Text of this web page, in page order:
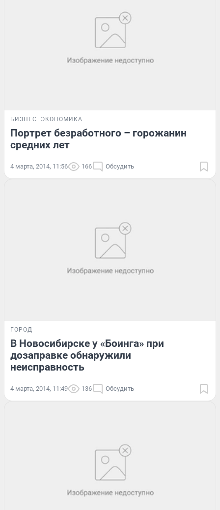
БИЗНЕС ЭКОНОМИКА
Портрет безработного – горожанин
средних лет
4 марта, 2014, 11:56 166 Обсудить
ГОРОД
В Новосибирске у «Боинга» при
дозаправке обнаружили
неисправность
4 марта, 2014, 11:49 136 Обсудить